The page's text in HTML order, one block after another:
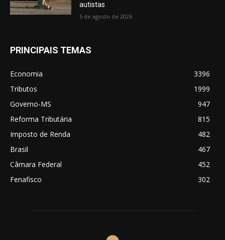
autistas
5 de agosto de 2026
PRINCIPAIS TEMAS
Economia
3396
Tributos
1999
Governo-MS
947
Reforma Tributária
815
Imposto de Renda
482
Brasil
467
Câmara Federal
452
Fenafisco
302